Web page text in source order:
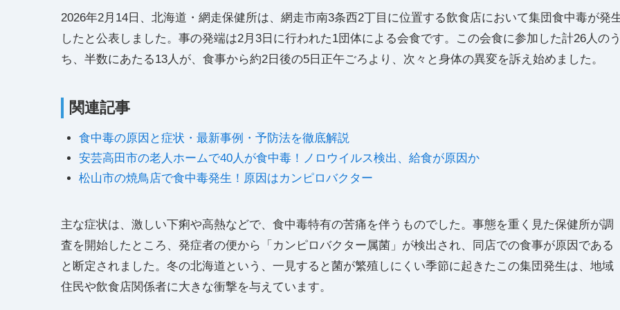
2026年2月14日、北海道・網走保健所は、網走市南3条西2丁目に位置する飲食店において集団食中毒が発
したと公表しました。事の発端は2月3日に行われた1団体による会食です。この会食に参加した計26人の
ち、半数にあたる13人が、食事から約2日後の5日正午ごろより、次々と身体の異変を訴え始めました。
関連記事
食中毒の原因と症状・最新事例・予防法を徹底解説
安芸高田市の老人ホームで40人が食中毒！ノロウイルス検出、給食が原因か
松山市の焼鳥店で食中毒発生！原因はカンピロバクター
主な症状は、激しい下痢や高熱などで、食中毒特有の苦痛を伴うものでした。事態を重く見た保健所が調
査を開始したところ、発症者の便から「カンピロバクター属菌」が検出され、同店での食事が原因である
と断定されました。冬の北海道という、一見すると菌が繁殖しにくい季節に起きたこの集団発生は、地域
住民や飲食店関係者に大きな衝撃を与えています。